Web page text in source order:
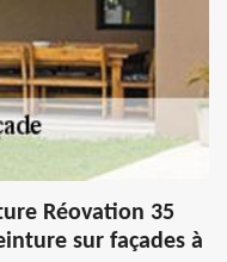
Réovation 35
sur façades à